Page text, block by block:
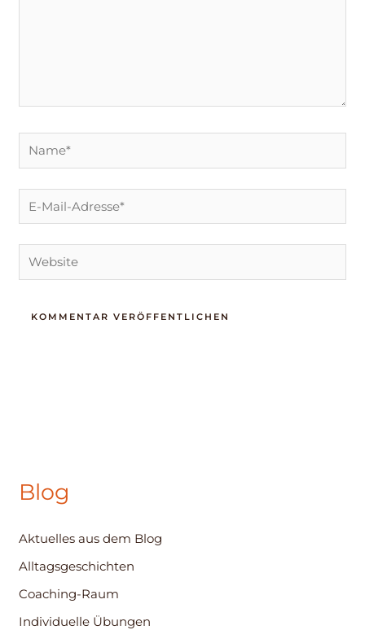
Name*
E-
Mail-
Adresse*
Website
Blog
Aktuelles aus dem Blog
Alltagsgeschichten
Coaching-Raum
Individuelle Übungen